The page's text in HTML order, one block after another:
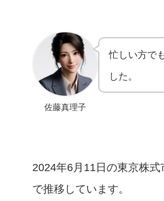
佐藤真理子
忙しい方で
した。
2024年6月11日の東京株
で推移しています。